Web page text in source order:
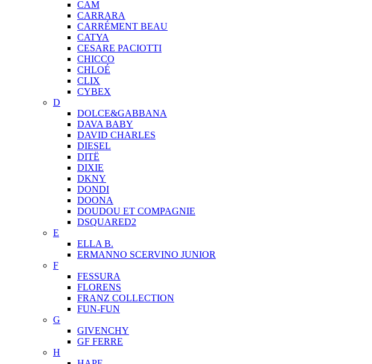
CAM
CARRARA
CARRÉMENT BEAU
CATYA
CESARE PACIOTTI
CHICCO
CHLOÉ
CLIX
CYBEX
D
DOLCE&GABBANA
DAVA BABY
DAVID CHARLES
DIESEL
DITЁ
DIXIE
DKNY
DONDI
DOONA
DOUDOU ET COMPAGNIE
DSQUARED2
E
ELLA B.
ERMANNO SCERVINO JUNIOR
F
FESSURA
FLORENS
FRANZ COLLECTION
FUN-FUN
G
GIVENCHY
GF FERRE
H